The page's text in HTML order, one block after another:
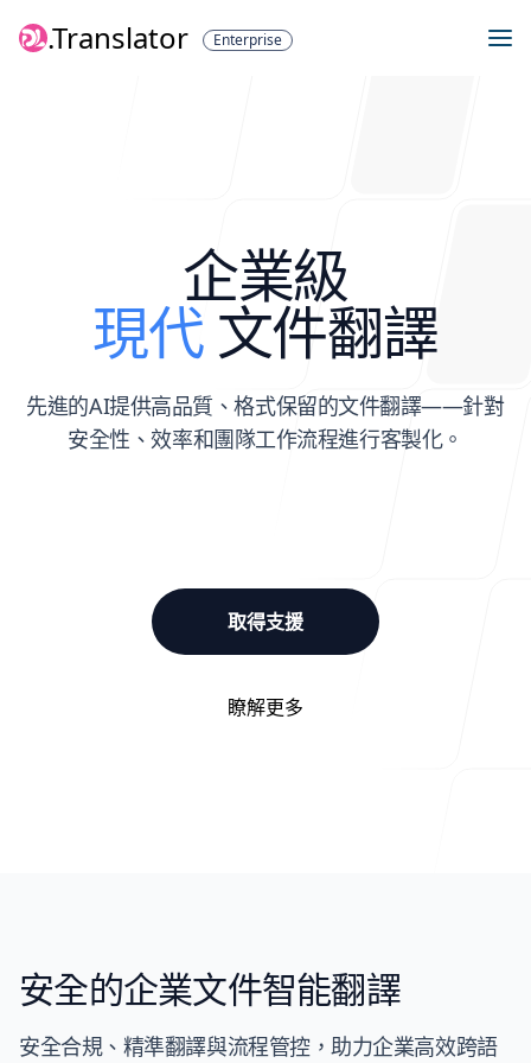
.Translator Enterprise
企業級
現代 文件翻譯
先進的AI提供高品質、格式保留的文件翻譯——針對
安全性、效率和團隊工作流程進行客製化。
取得支援
瞭解更多
安全的企業文件智能翻譯
安全合規、精準翻譯與流程管控，助力企業高效跨語